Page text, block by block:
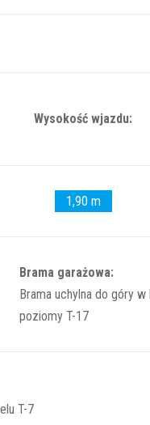
Wysokość wjazdu:
1,90 m
Brama garażowa:
Brama uchylna do góry
poziomy T-17
T-7